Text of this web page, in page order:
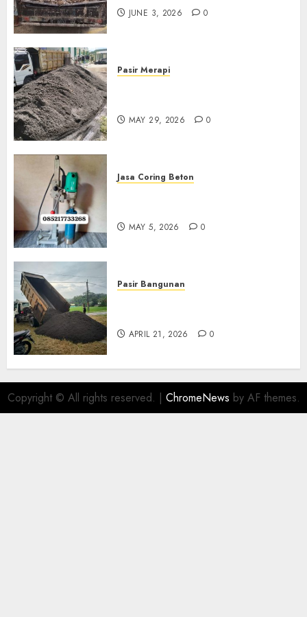
JUNE 3, 2026 0
Pasir Merapi
MAY 29, 2026 0
Jasa Coring Beton
MAY 5, 2026 0
Pasir Bangunan
APRIL 21, 2026 0
Copyright © All rights reserved. | ChromeNews by AF themes.